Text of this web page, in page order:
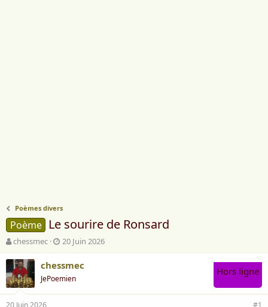
Poèmes divers
Poème Le sourire de Ronsard
A
u
t
e
u
r
chessmec
D
a
t
d
e
20 Juin 2026
chessmec
JePoemien
Hors ligne
20 Juin 2026 #1